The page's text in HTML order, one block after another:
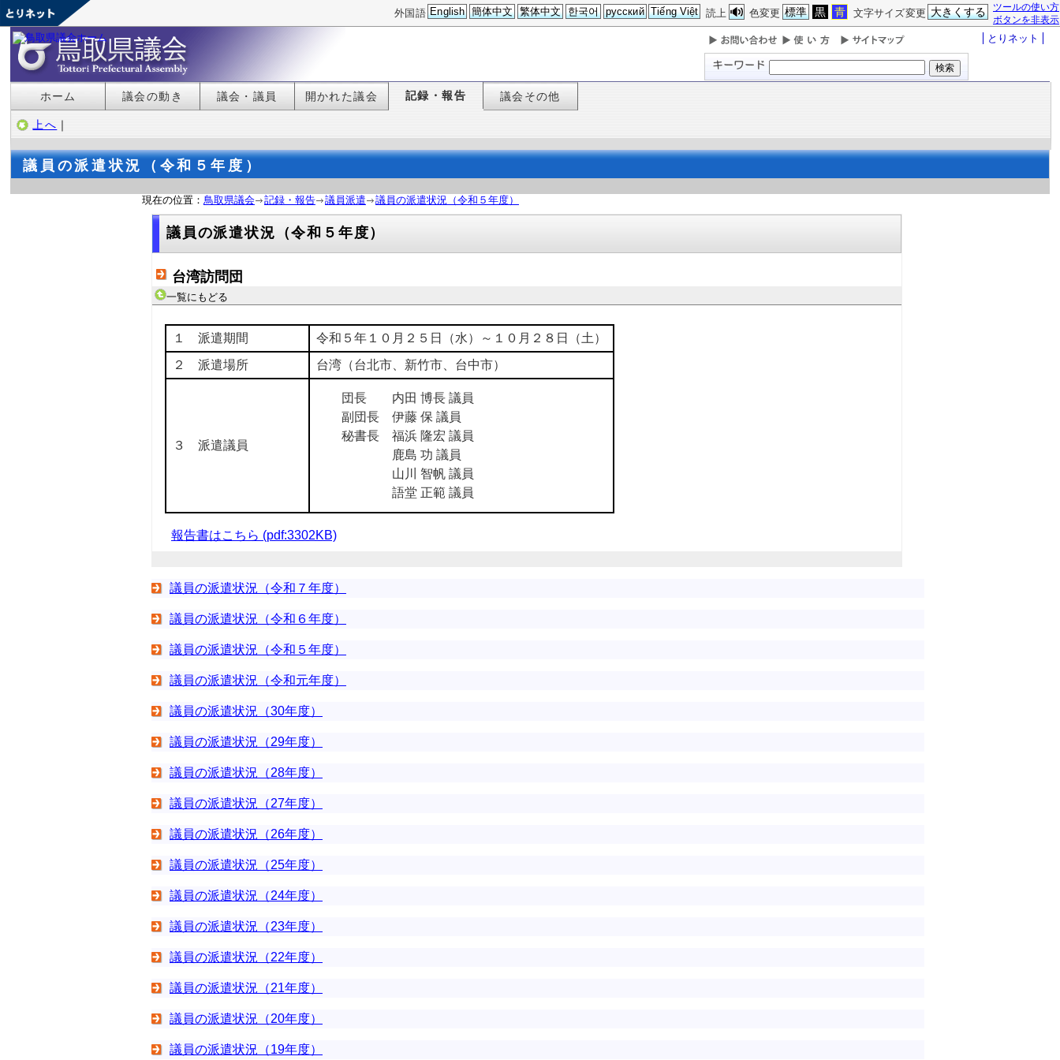
ツールの使い方
ボタンを非表示
文字サイズ変更 大きくする
色変更 標準 黒 青
読上
外国語 English 簡体中文 繁体中文 한국어 русский Tiếng Việt
とりネット
ホーム 議会の動き 議会・議員 開かれた議会 記録・報告 議会その他
上へ ｜
議員の派遣状況（令和５年度）
現在の位置： 鳥取県議会 記録・報告 議員派遣 議員の派遣状況（令和５年度）
議員の派遣状況（令和５年度）
台湾訪問団
一覧にもどる
１ 派遣期間
令和５年１０月２５日（水）～１０月２８日（土）
２ 派遣場所
台湾（台北市、新竹市、台中市）
３ 派遣議員
団長 内田 博長 議員
副団長 伊藤 保 議員
秘書長 福浜 隆宏 議員
鹿島 功 議員
山川 智帆 議員
語堂 正範 議員
報告書はこちら (pdf:3302KB)
議員の派遣状況（令和７年度）
議員の派遣状況（令和６年度）
議員の派遣状況（令和５年度）
議員の派遣状況（令和元年度）
議員の派遣状況（30年度）
議員の派遣状況（29年度）
議員の派遣状況（28年度）
議員の派遣状況（27年度）
議員の派遣状況（26年度）
議員の派遣状況（25年度）
議員の派遣状況（24年度）
議員の派遣状況（23年度）
議員の派遣状況（22年度）
議員の派遣状況（21年度）
議員の派遣状況（20年度）
議員の派遣状況（19年度）